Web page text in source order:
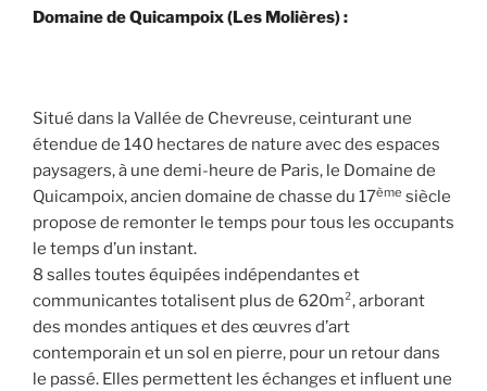
Domaine de Quicampoix (Les Molières) :
Situé dans la Vallée de Chevreuse, ceinturant une
étendue de 140 hectares de nature avec des espaces
paysagers, à une demi-heure de Paris, le Domaine de
Quicampoix, ancien domaine de chasse du 17ème siècle
propose de remonter le temps pour tous les occupants
le temps d’un instant.
8 salles toutes équipées indépendantes et
communicantes totalisent plus de 620m², arborant
des mondes antiques et des œuvres d’art
contemporain et un sol en pierre, pour un retour dans
le passé. Elles permettent les échanges et influent une